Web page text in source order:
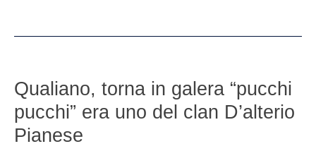
Qualiano, torna in galera “pucchi
pucchi” era uno del clan D’alterio
Pianese
torna
in
galera
“pucchi
pucchi”